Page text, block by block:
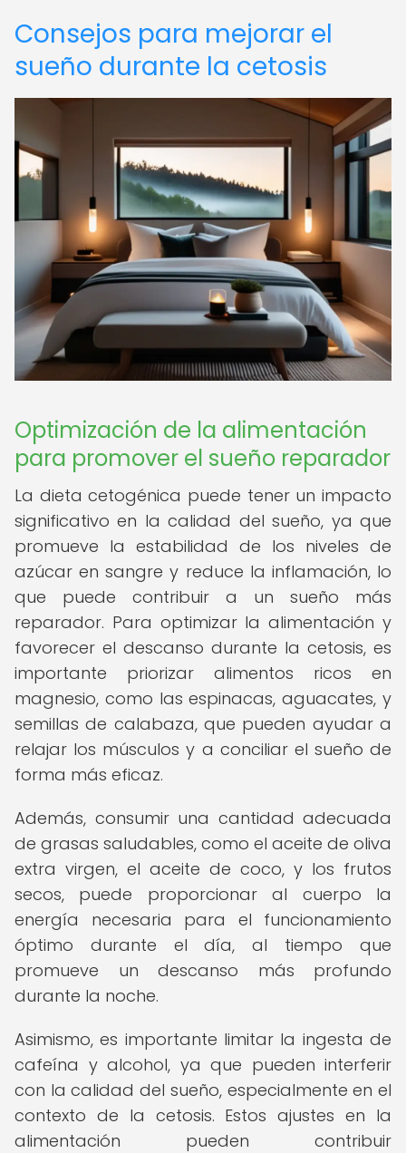
Consejos para mejorar el
sueño durante la cetosis
Optimización de la alimentación
para promover el sueño reparador
La dieta cetogénica puede tener un impacto
significativo en la calidad del sueño, ya que
promueve la estabilidad de los niveles de
azúcar en sangre y reduce la inflamación, lo
que puede contribuir a un sueño más
reparador. Para optimizar la alimentación y
favorecer el descanso durante la cetosis, es
importante priorizar alimentos ricos en
magnesio, como las espinacas, aguacates, y
semillas de calabaza, que pueden ayudar a
relajar los músculos y a conciliar el sueño de
forma más eficaz.
Además, consumir una cantidad adecuada
de grasas saludables, como el aceite de oliva
extra virgen, el aceite de coco, y los frutos
secos, puede proporcionar al cuerpo la
energía necesaria para el funcionamiento
óptimo durante el día, al tiempo que
promueve un descanso más profundo
durante la noche.
Asimismo, es importante limitar la ingesta de
cafeína y alcohol, ya que pueden interferir
con la calidad del sueño, especialmente en el
contexto de la cetosis. Estos ajustes en la
alimentación pueden contribuir